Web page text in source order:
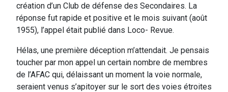
création d’un Club de défense des Secondaires. La
réponse fut rapide et positive et le mois suivant (août
1955), l’appel était publié dans Loco- Revue.
Hélas, une première déception m’attendait. Je pensais
toucher par mon appel un certain nombre de membres
de l’AFAC qui, délaissant un moment la voie normale,
seraient venus s’apitoyer sur le sort des voies étroites